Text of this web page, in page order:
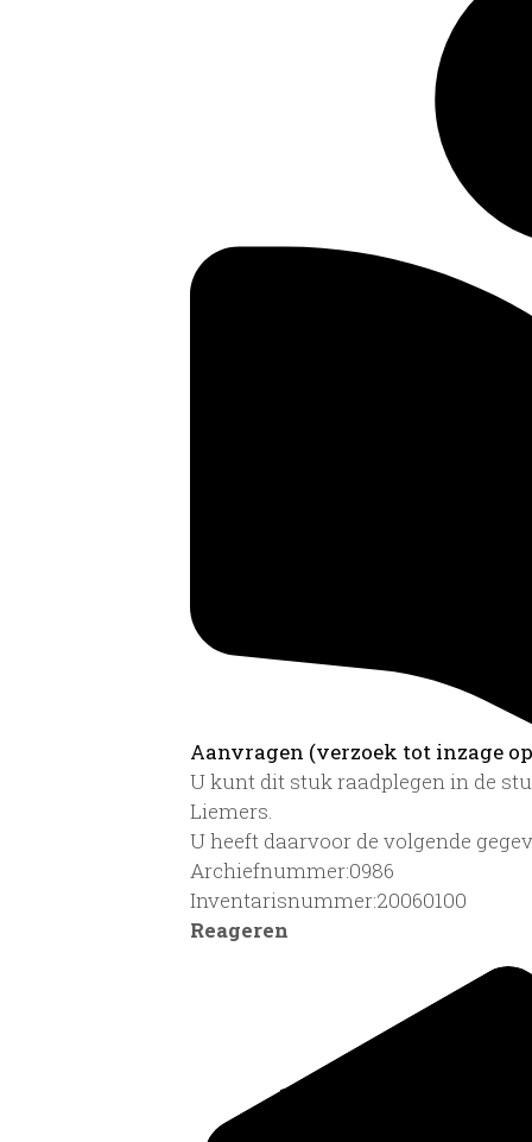
Aanvragen (verzoek tot inzage
U kunt dit stuk raadplegen in de
Liemers.
U heeft daarvoor de volgende
Archiefnummer:0986
Inventarisnummer:20060100
Reageren